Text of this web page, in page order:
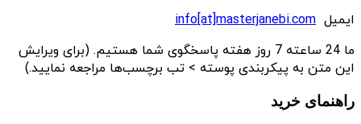
ایمیل info[at]masterjanebi.com
ما 24 ساعته 7 روز هفته پاسخگوی شما هستیم. (برای ویرایش
این متن به پیکربندی پوسته > تب برچسب‌ها مراجعه نمایید.)
راهنمای خرید